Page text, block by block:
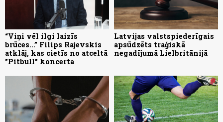
“Viņi vēl ilgi laizīs
brūces...” Filips Rajevskis
atklāj, kas cietīs no atceltā
"Pitbull" koncerta
Latvijas valstspiederīgais
apsūdzēts traģiskā
negadījumā Lielbritānijā